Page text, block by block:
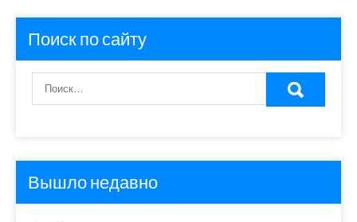
Поиск по сайту
Вышло недавно